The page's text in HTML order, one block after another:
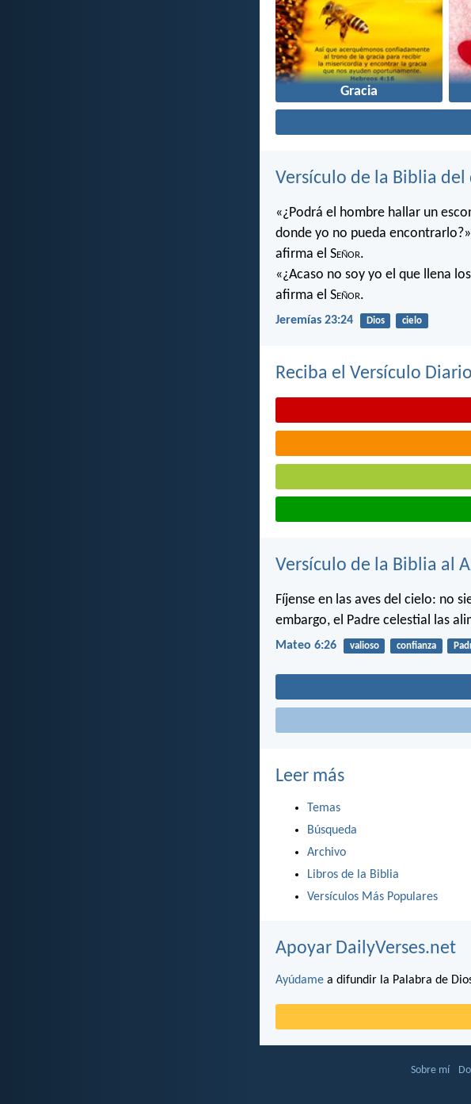
Gracia
Versículo de la Biblia del
«¿Podrá el hombre hallar un
donde yo no pueda
afirma el Señor.
«¿Acaso no soy yo el que llena
afirma el Señor.
Jeremías 23:24 Dios cielo
Reciba el Versículo
Versículo de la Biblia al
Fíjense en las aves del cielo: no
embargo, el Padre celestial las
Mateo 6:26 valioso confianza
Leer más
Temas
Búsqueda
Archivo
Libros de la Biblia
Versículos Más Populares
Apoyar DailyVerses.net
Ayúdame a difundir la Palabra de
Sobre mí